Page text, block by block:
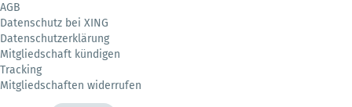
AGB
Datenschutz bei XING
Datenschutzerklärung
Mitgliedschaft kündigen
Tracking
Mitgliedschaften widerrufen